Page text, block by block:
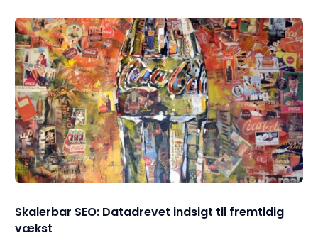
Skalerbar SEO: Datadrevet indsigt til fremtidig
vækst